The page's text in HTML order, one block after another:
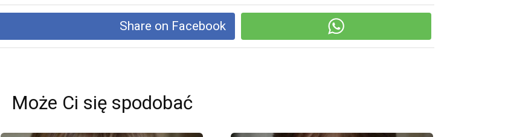
Share on Facebook
Może Ci się spodobać